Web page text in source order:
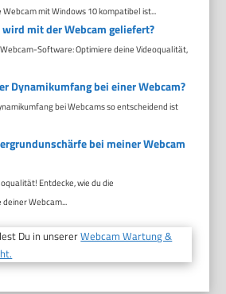
Webcam mit Windows 10 kompatibel ist...
mit der Webcam geliefert?
Software: Optimiere deine Videoqualität,
Dynamikumfang bei einer Webcam?
bei Webcams so entscheidend ist
bei meiner Webcam
Entdecke, wie du die
Webcam...
Du in unsererWebcam Wartung &